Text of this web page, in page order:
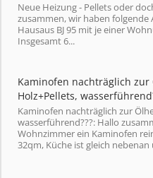
Neue Heizung - Pellets oder
zusammen, wir haben folgende
Hausaus BJ 95 mit je einer
Insgesamt 6...
Kaminofen nachträglich
Holz+Pellets,
Kaminofen nachträglich zur
wasserführend???: Hallo
Wohnzimmer ein Kaminofen
32qm, Küche ist gleich